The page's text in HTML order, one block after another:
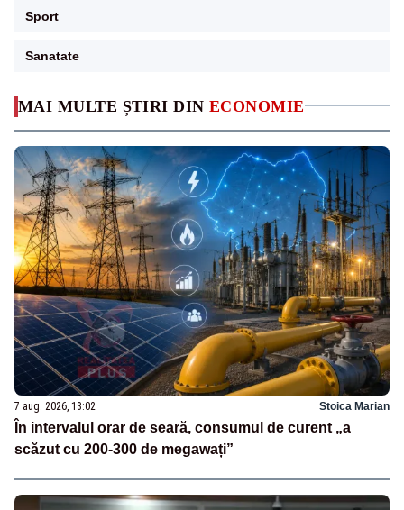
MAI MULTE ȘTIRI DIN ECONOMIE
7 aug. 2026, 13:02 Stoica Marian
În intervalul orar de seară, consumul de curent „a
scăzut cu 200-300 de megawați”
Sport
Sanatate